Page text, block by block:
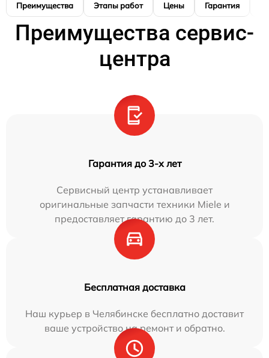
Преимущества Этапы работ Цены Гарантия
Преимущества сервис-
центра
Гарантия до 3-х лет
Сервисный центр устанавливает
оригинальные запчасти техники Miele и
предоставляет гарантию до 3 лет.
Бесплатная доставка
Наш курьер в Челябинске бесплатно доставит
ваше устройство на ремонт и обратно.